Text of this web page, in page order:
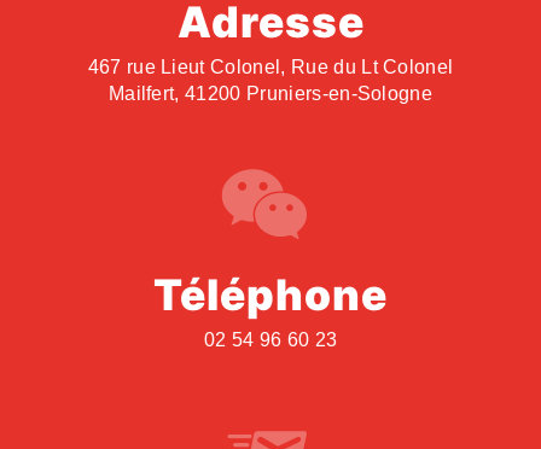
Adresse
467 rue Lieut Colonel, Rue du Lt Colonel
Mailfert, 41200 Pruniers-en-Sologne
Téléphone
02 54 96 60 23